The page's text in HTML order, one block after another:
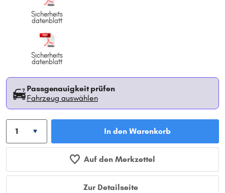
Sicherheits
datenblatt
Sicherheits
datenblatt
Passgenauigkeit prüfen
Fahrzeug auswählen
In den Warenkorb
Auf den Merkzettel
Zur Detailseite